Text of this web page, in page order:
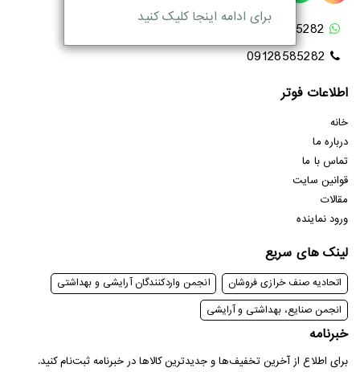
برای ادامه اینجا کلیک کنید
اطلاعات فوتر
خانه
درباره ما
تماس با ما
قوانین سایت
مقالات
ورود نماینده
لینک های سریع
اتحادیه صنف خرازی فروشان
انجمن واردکنندگان آرایشی و بهداشتی
انجمن صنایع، بهداشتی و آرایشی
خبرنامه
برای اطلاع از آخرین تخفیف‌ها و جدیدترین کالا‌ها در خبرنامه ثبت‌نام کنید.